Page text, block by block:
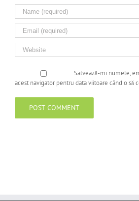
Salvează-mi numele,
acest navigator pentru data viitoare când o să